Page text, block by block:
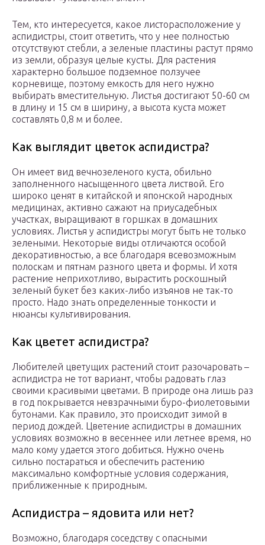
Тем, кто интересуется, какое листорасположение у
аспидистры, стоит ответить, что у нее полностью
отсутствуют стебли, а зеленые пластины растут прямо
из земли, образуя целые кусты. Для растения
характерно большое подземное ползучее
корневище, поэтому емкость для него нужно
выбирать вместительную. Листья достигают 50-60 см
в длину и 15 см в ширину, а высота куста может
составлять 0,8 м и более.
Как выглядит цветок аспидистра?
Он имеет вид вечнозеленого куста, обильно
заполненного насыщенного цвета листвой. Его
широко ценят в китайской и японской народных
медицинах, активно сажают на приусадебных
участках, выращивают в горшках в домашних
условиях. Листья у аспидистры могут быть не только
зелеными. Некоторые виды отличаются особой
декоративностью, а все благодаря всевозможным
полоскам и пятнам разного цвета и формы. И хотя
растение неприхотливо, вырастить роскошный
зеленый букет без каких-либо изъянов не так-то
просто. Надо знать определенные тонкости и
нюансы культивирования.
Как цветет аспидистра?
Любителей цветущих растений стоит разочаровать –
аспидистра не тот вариант, чтобы радовать глаз
своими красивыми цветами. В природе она лишь раз
в год покрывается невзрачными буро-фиолетовыми
бутонами. Как правило, это происходит зимой в
период дождей. Цветение аспидистры в домашних
условиях возможно в весеннее или летнее время, но
мало кому удается этого добиться. Нужно очень
сильно постараться и обеспечить растению
максимально комфортные условия содержания,
приближенные к природным.
Аспидистра – ядовита или нет?
Возможно, благодаря соседству с опасными